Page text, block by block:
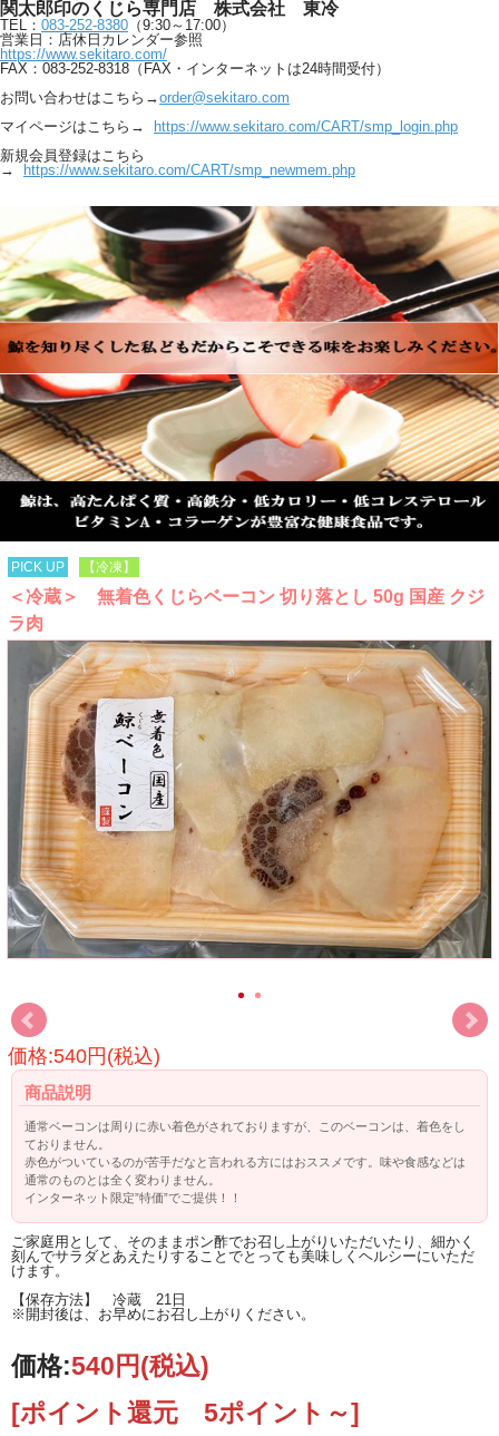
関太郎印のくじら専門店 株式会社 東冷
TEL： 083-252-8380 （9:30～17:00）
営業日：店休日カレンダー参照
https://www.sekitaro.com/
FAX：083-252-8318（FAX・インターネットは24時間受付）
お問い合わせはこちら→order@sekitaro.com
マイページはこちら→
https://www.sekitaro.com/CART/smp_login.php
新規会員登録はこちら
→
https://www.sekitaro.com/CART/smp_newmem.php
PICK UP 【冷凍】
＜冷蔵＞ 無着色くじらベーコン 切り落とし 50g 国産 クジ
ラ肉
価格:540円(税込)
商品説明
通常ベーコンは周りに赤い着色がされておりますが、このベーコンは、着色をし
ておりません。
赤色がついているのが苦手だなと言われる方にはおススメです。味や食感などは
通常のものとは全く変わりません。
インターネット限定”特価”でご提供！！
ご家庭用として、そのままポン酢でお召し上がりいただいたり、細かく
刻んでサラダとあえたりすることでとっても美味しくヘルシーにいただ
けます。
【保存方法】 冷蔵 21日
※開封後は、お早めにお召し上がりください。
価格:540円(税込)
[ポイント還元 5ポイント～]